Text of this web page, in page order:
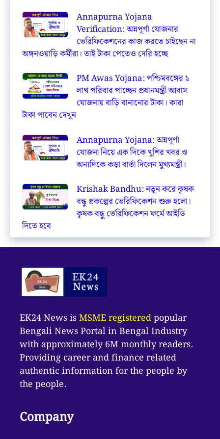
Annapurna Yojana
Verification: অন্নপূর্ণা যোজনার
ভেরিফিকেশনের কাজ করতে চাইছেন না
অঙ্গনওয়াড়ি কর্মীরা। তাই টাকা পেতেও দেরি হচ্ছে
PM Awas Yojana: পশ্চিমবঙ্গের ১
লাখ পরিবার পাচ্ছেন প্রধানমন্ত্রী আবাস
যোজনায় বাড়ি বানানোর টাকা। কারা
টাকা পাবেন দেখুন
Annapurna Yojana: অন্নপূর্ণা
যোজনা নিয়ে এক দিকে খুশির খবর ও
অন্যদিকে কড়া বার্তা দিলেন মুখ্যমন্ত্রী।
Krishak Bandhu: নতুন করে কৃষক
বন্ধু প্রকল্পের ভেরিফিকেশন শুরু হলো।
কৃষক বন্ধু ভেরিফিকেশন ফর্মে আইডি
দিতে হবে
EK24 News isMSME registeredpopular
Bengali News Portal in Bengal Industry
with approximately 6M monthly readers.
Providing career and finance related
authentic information for the people by
the people.
Company